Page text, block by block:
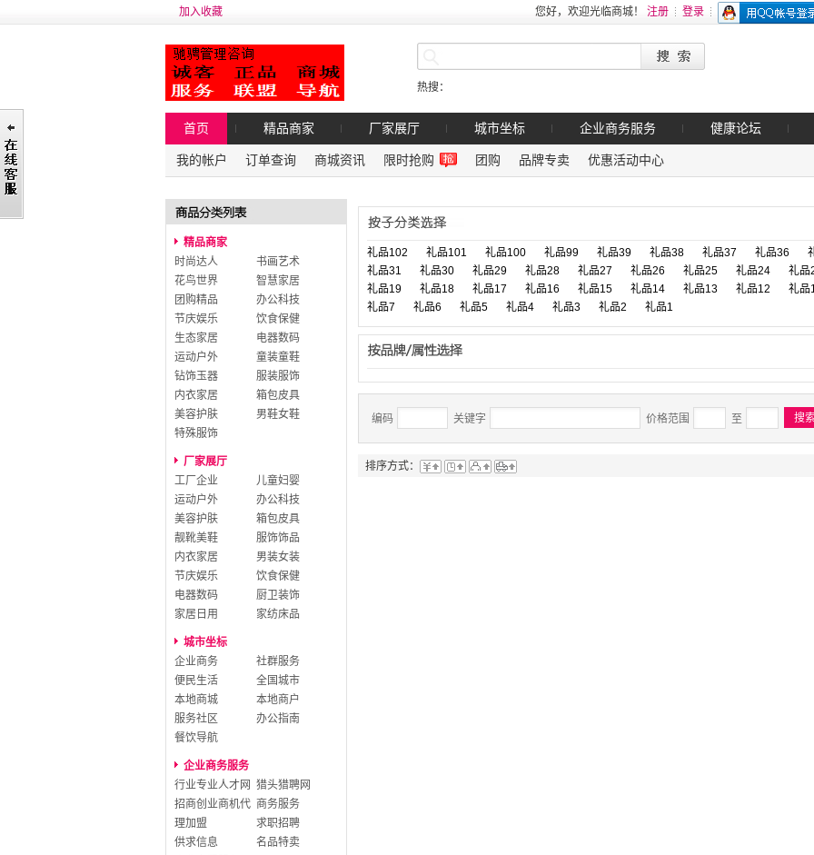
加入收藏 您好，欢迎光临商城！ 注册 登录
热搜：
首页 精品商家 厂家展厅 城市坐标 企业商务服务 健康论坛
我的帐户 订单查询 商城资讯 限时抢购 团购 品牌专卖 优惠活动中心
精品商家
时尚达人
书画艺术
花鸟世界
智慧家居
团购精品
办公科技
节庆娱乐
饮食保健
生态家居
电器数码
运动户外
童装童鞋
钻饰玉器
服装服饰
内衣家居
箱包皮具
美容护肤
男鞋女鞋
特殊服饰
厂家展厅
工厂企业
儿童妇婴
运动户外
办公科技
美容护肤
箱包皮具
靓靴美鞋
服饰饰品
内衣家居
男装女装
节庆娱乐
饮食保健
电器数码
厨卫装饰
家居日用
家纺床品
城市坐标
企业商务
社群服务
便民生活
全国城市
本地商城
本地商户
服务社区
办公指南
餐饮导航
企业商务服务
行业专业人才网 猎头猎聘网
招商创业商机代
理加盟
商务服务
求职招聘
供求信息
名品特卖
礼品102 礼品101 礼品100 礼品99 礼品39 礼品38 礼品37 礼品36
礼品31
礼品30 礼品29 礼品28 礼品27 礼品26 礼品25 礼品24
礼品
礼品19
礼品18 礼品17 礼品16 礼品15 礼品14 礼品13 礼品12
礼品
礼品7
礼品6 礼品5 礼品4 礼品3 礼品2 礼品1
编码 关键字 价格范围 至
排序方式：